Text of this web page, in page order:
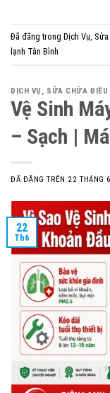
Đã đăng trong Dịch Vụ,
lạnh Tân Bình
DỊCH VỤ , SỬA CHỮA ĐIỀU
Vệ Sinh
– Sạch |
ĐÃ ĐĂNG TRÊN 22 THÁNG
22
Th6